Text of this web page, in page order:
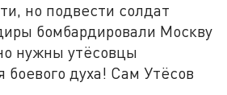
но подвести солдат
бомбардировали Москву
нужны утёсовцы
духа! Сам Утёсов